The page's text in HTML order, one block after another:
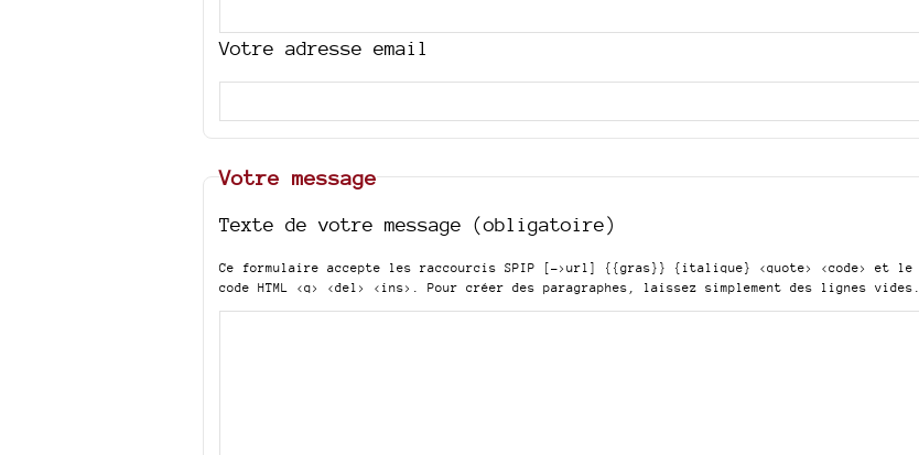
Votre adresse email
Votre message
Texte de votre message (obligatoire)
Ce formulaire accepte les raccourcis SPIP [->url] {{gras}} {italique} <quote> <code>
et le
code HTML <q> <del> <ins> . Pour créer des paragraphes, laissez simplement des lignes vides.